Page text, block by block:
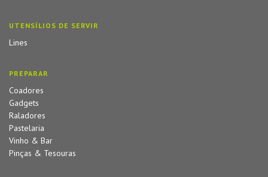
UTENSÍLIOS DE SERVIR
Lines
PREPARAR
Coadores
Gadgets
Raladores
Pastelaria
Vinho & Bar
Pinças & Tesouras